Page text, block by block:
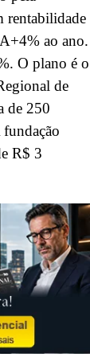
rentabilidade
ao ano.
O plano é o
de
de 250
R$ 3